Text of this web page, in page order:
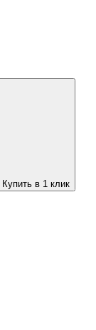
Купить в 1 клик